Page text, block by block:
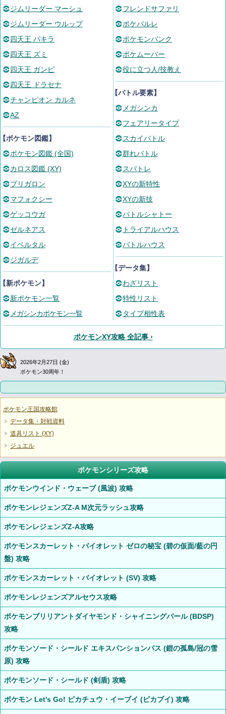
ジムリーダー マーシュ
ジムリーダー ウルップ
四天王 パキラ
四天王 ズミ
四天王 ガンピ
四天王 ドラセナ
チャンピオン カルネ
AZ
ポケモン図鑑】
ポケモン図鑑 (全国)
カロス図鑑 (XY)
ブリガロン
マフォクシー
ゲッコウガ
ゼルネアス
イベルタル
ジガルデ
新ポケモン】
新ポケモン一覧
メガシンカポケモン一覧
フレンドサファリ
ポケパルレ
ポケモンバンク
ポケムーバー
役に立つ人/技教え
【バトル要素】
メガシンカ
フェアリータイプ
スカイバトル
群れバトル
スパトレ
XYの新特性
XYの新技
バトルシャトー
トライアルハウス
バトルハウス
【データ集】
わざリスト
特性リスト
タイプ相性表
ポケモンXY攻略 全記事 ›
2026年2月27日 (金)
ポケモン30周年！
ポケモン王国攻略館
データ集・対戦資料
道具リスト (XY)
ジュエル
ポケモンシリーズ攻略
ポケモンウインド・ウェーブ (風波) 攻略
ポケモンレジェンズZ-A M次元ラッシュ攻略
ポケモンレジェンズZ-A攻略
ポケモンスカーレット・バイオレット ゼロの秘宝 (碧の仮面/藍の円
盤) 攻略
ポケモンスカーレット・バイオレット (SV) 攻略
ポケモンレジェンズアルセウス攻略
ポケモンブリリアントダイヤモンド・シャイニングパール (BDSP)
攻略
ポケモンソード・シールド エキスパンションパス (鎧の孤島/冠の雪
原) 攻略
ポケモンソード・シールド (剣盾) 攻略
ポケモン Let's Go! ピカチュウ・イーブイ (ピカブイ) 攻略